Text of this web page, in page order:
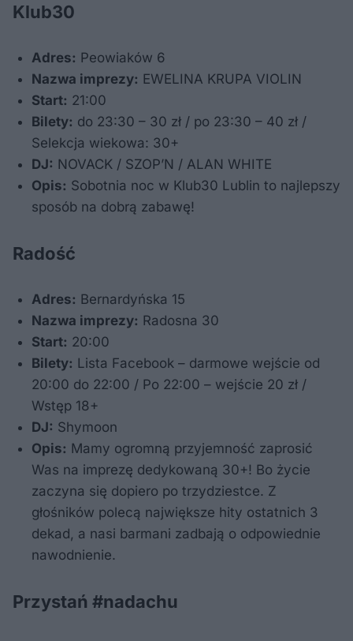
Klub30
Adres: Peowiaków 6
Nazwa imprezy: EWELINA KRUPA VIOLIN
Start: 21:00
Bilety: do 23:30 – 30 zł / po 23:30 – 40 zł /
Selekcja wiekowa: 30+
DJ: NOVACK / SZOP’N / ALAN WHITE
Opis: Sobotnia noc w Klub30 Lublin to najlepszy
sposób na dobrą zabawę!
Radość
Adres: Bernardyńska 15
Nazwa imprezy: Radosna 30
Start: 20:00
Bilety: Lista Facebook – darmowe wejście od
20:00 do 22:00 / Po 22:00 – wejście 20 zł /
Wstęp 18+
DJ: Shymoon
Opis: Mamy ogromną przyjemność zaprosić
Was na imprezę dedykowaną 30+! Bo życie
zaczyna się dopiero po trzydziestce. Z
głośników polecą największe hity ostatnich 3
dekad, a nasi barmani zadbają o odpowiednie
nawodnienie.
Przystań #nadachu